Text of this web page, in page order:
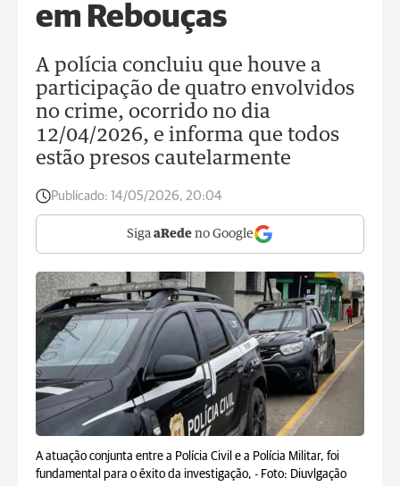
em Rebouças
A polícia concluiu que houve a
participação de quatro envolvidos
no crime, ocorrido no dia
12/04/2026, e informa que todos
estão presos cautelarmente
Publicado: 14/05/2026, 20:04
Siga aRede no Google
A atuação conjunta entre a Polícia Civil e a Polícia Militar, foi
fundamental para o êxito da investigação, - Foto: Diuvlgação